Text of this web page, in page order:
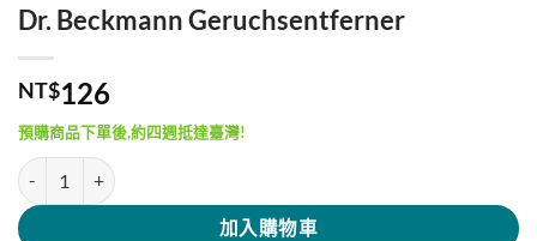
Dr. Beckmann Geruchsentferner
NT$126
預購商品下單後,約四週抵達臺灣!
Dr. Beckmann Geruchsentferner 數量
加入購物車